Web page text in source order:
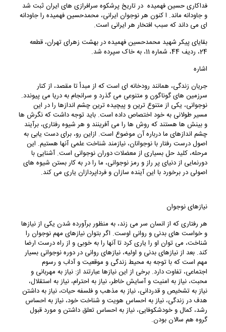
فداکاری حسین فهمیده در تاریخ پرشکوه سرافرازی های ایران ثبت شد
و جاودانه ماند. ا کنون هر نوجوان ایرانی، محمدحسین فهمیده را جاودانه
ای می داند که سبب افتخار هر ایرانی است.
بقایای پیکر شهید محمدحسین فهمیده در بهشت زهرای تهران، قطعه
24، ردیف 44، شماره 11، به خاک سپرده شد.
اشاره
جریان زندگی، همانند رودخانه ای است که از مبدأ تا مقصد، از کنار
سرزمین های گوناگون و متنوعی می گذرد و سرانجام به دریا می پیوندد.
نوجوانی، یکی از متنوع ترین و پیچیده ترین چشم اندازها را در این
مسیر طولانی به خود اختصاص داده است. باید توجه داشت که نگرش ها
و بینش ها هستند که روش ها را می آفرینند و هر شیوه رفتاری، برآیند
چشم اندازهای ما درباره آن موضوع است. ازاین رو، برای دست یابی به
اصول درست رفتار با نوجوانان، نیازمند شناخت علمی آنها هستیم. این
مرحله، کلید حل بسیاری از معضلات دوران نوجوانی است. آشنایی با
دورنمایی از دنیای پر راز و رمز نوجوانی، ما را در به کار بستن شیوه های
اصولی در برخورد با این آینده سازان و فرداپردازان یاری می کند.
نیازهای نوجوان
هر رفتاری که از انسان سر می زند، به منظور برآورده شدن یکی از نیازها
و خواست های بدنی و روانی اوست. اگر بتوان نیازهای مهم نوجوان را
شناخت، می توان او را یاری کرد تا آنها را به خوبی و از راه درست ارضا
کند. بعد از نیازهای بدنی و اولیه، نیازهای روانی در دوره نوجوانی بسیار
مهم است که با توجه به محیط زندگی و موقعیت و آداب و رسوم
اجتماعی، تفاوت دارد. برخی از این نیازها عبارتند از: نیاز به مهربانی و
محبت، نیاز به امنیت و آسایش خاطر، نیاز به احترام، نیاز به استقلال،
نیاز به تشخیص و قدردانی، نیاز به مذهب و فلسفه حیات، نیاز به داشتن
هدف در زندگی، نیاز به احساس هویت و شناخت خود، نیاز به احساس
رشد، کمال و خودشکوفایی، نیاز به احساس تعلق داشتن و مورد قبول
گروه هم سالان بودن.